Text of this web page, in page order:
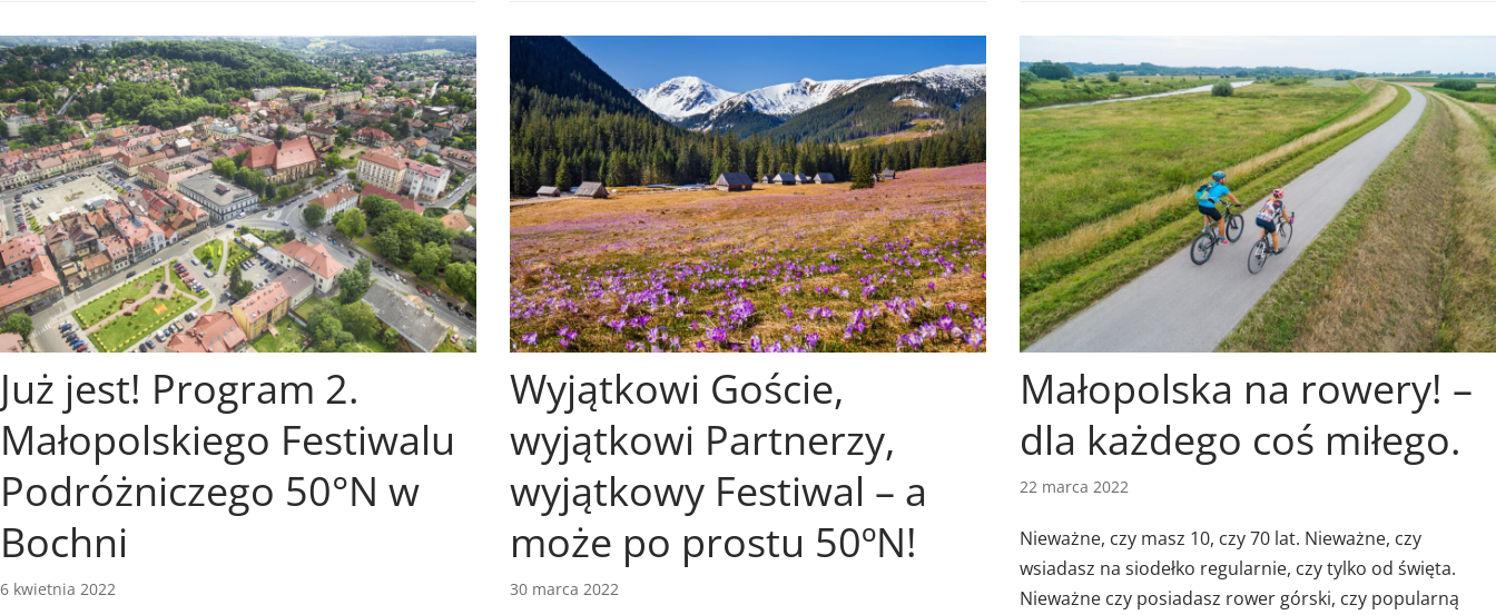
Już jest! Program 2.
Małopolskiego Festiwalu
Podróżniczego 50°N w
Bochni
6 kwietnia 2022
Wyjątkowi Goście,
wyjątkowi Partnerzy,
wyjątkowy Festiwal – a
może po prostu 50ºN!
30 marca 2022
Małopolska na rowery! –
dla każdego coś miłego.
22 marca 2022
Nieważne, czy masz 10, czy 70 lat. Nieważne, czy
wsiadasz na siodełko regularnie, czy tylko od święta.
Nieważne czy posiadasz rower górski, czy popularną